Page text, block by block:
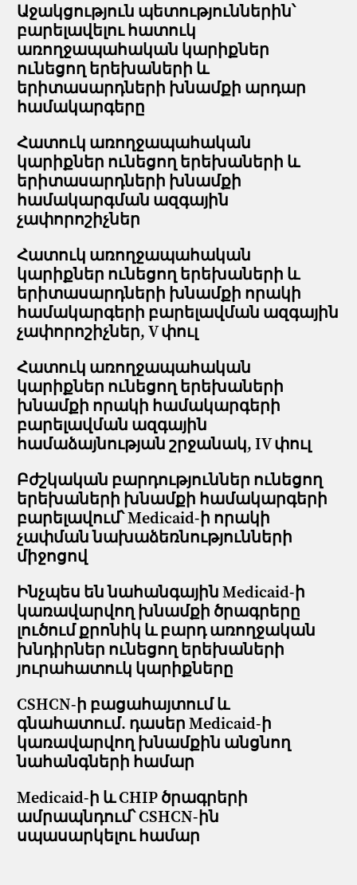
Աջակցություն պետություններին՝
բարելավելու հատուկ
առողջապահական կարիքներ
ունեցող երեխաների և
երիտասարդների խնամքի արդար
համակարգերը
Հատուկ առողջապահական
կարիքներ ունեցող երեխաների և
երիտասարդների խնամքի
համակարգման ազգային
չափորոշիչներ
Հատուկ առողջապահական
կարիքներ ունեցող երեխաների և
երիտասարդների խնամքի որակի
համակարգերի բարելավման ազգային
չափորոշիչներ, V փուլ
Հատուկ առողջապահական
կարիքներ ունեցող երեխաների
խնամքի որակի համակարգերի
բարելավման ազգային
համաձայնության շրջանակ, IV փուլ
Բժշկական բարդություններ ունեցող
երեխաների խնամքի համակարգերի
բարելավում՝ Medicaid-ի որակի
չափման նախաձեռնությունների
միջոցով
Ինչպես են նահանգային Medicaid-ի
կառավարվող խնամքի ծրագրերը
լուծում քրոնիկ և բարդ առողջական
խնդիրներ ունեցող երեխաների
յուրահատուկ կարիքները
CSHCN-ի բացահայտում և
գնահատում. դասեր Medicaid-ի
կառավարվող խնամքին անցնող
նահանգների համար
Medicaid-ի և CHIP ծրագրերի
ամրապնդում՝ CSHCN-ին
սպասարկելու համար